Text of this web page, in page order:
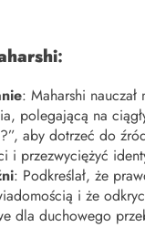
:
: Maharshi nauczał
polegającą na
aby dotrzeć do
i przezwyciężyć
: Podkreślał, że
i że
dla duchowego